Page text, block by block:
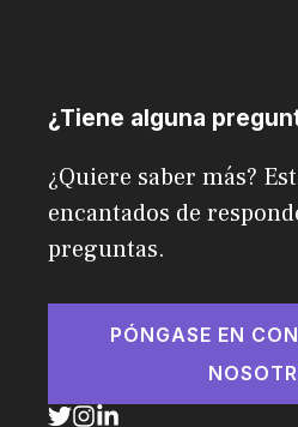
¿Tiene alguna
¿Quiere saber más?
encantados de
preguntas.
PÓNGASE EN